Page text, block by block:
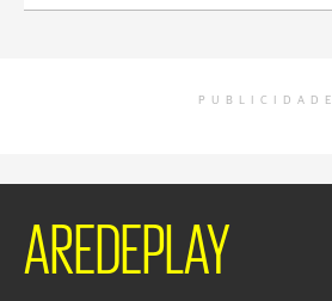
PUBLICIDADE
AREDEPLAY